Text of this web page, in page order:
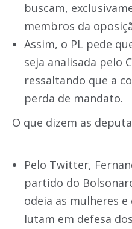
buscam,
membros da
Assim, o PL pede
seja analisada pelo
ressaltando que a
perda de mandato.
O que dizem as
Pelo Twitter,
partido do
odeia as mulheres
lutam em defesa